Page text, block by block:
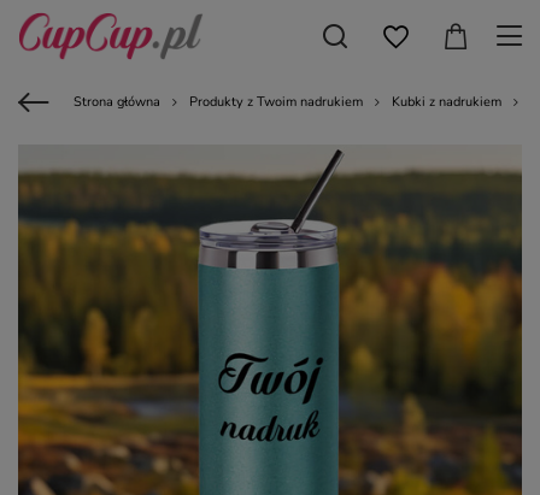
Strona główna Produkty z Twoim nadrukiem Kubki z nadrukiem